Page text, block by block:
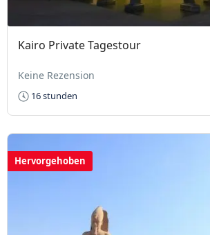
Kairo Private Tagestour
Keine Rezension
16 stunden
Hervorgehoben